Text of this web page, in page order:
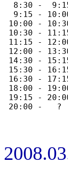
8:30 -
9:15 -
10:00 -
10:30 -
11:15 -
12:00 -
14:30 -
15:30 -
16:30 -
18:00 -
19:15 -